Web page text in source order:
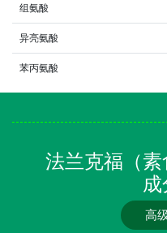
组氨酸
异亮氨酸
苯丙氨酸
法兰克福（
高